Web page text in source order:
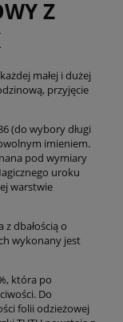
Z
małej i dużej
przyjęcie
(do wybory długi
imieniem.
pod wymiary
uroku
warstwie
dbałością o
wykonany jest
która po
Do
folii odzieżowej